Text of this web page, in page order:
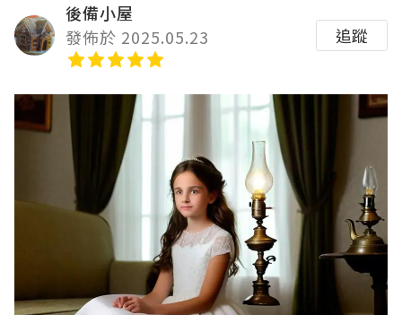
後備小屋
發佈於 2025.05.23
追蹤